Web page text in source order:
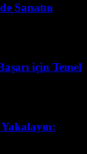
Sanatın
için Temel